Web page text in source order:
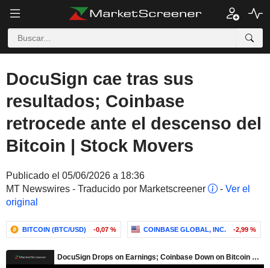
DocuSign cae tras sus
resultados; Coinbase
retrocede ante el descenso del
Bitcoin | Stock Movers
Publicado el 05/06/2026 a 18:36
MT Newswires - Traducido por Marketscreener
- Ver el
original
BITCOIN (BTC/USD) -0,07 % COINBASE GLOBAL, INC. -2,99 %